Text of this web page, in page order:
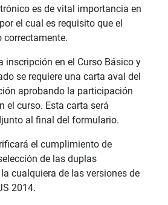
es de vital importancia en
el cual es requisito que el
correctamente.
inscripción en el Curso Básico y
se requiere una carta aval del
aprobando la participación
el curso. Esta carta será
al final del formulario.
el cumplimiento de
de las duplas
cualquiera de las versiones de
2014.